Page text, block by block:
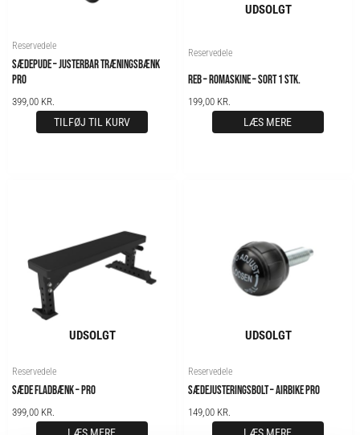
Reservedele
SÆDEPUDE – JUSTERBAR TRÆNINGSBÆNK
PRO
399,00 KR.
TILFØJ TIL KURV
UDSOLGT
Reservedele
REB – ROMASKINE – SORT 1 STK.
199,00 KR.
LÆS MERE
UDSOLGT
Reservedele
SÆDE FLADBÆNK – PRO
399,00 KR.
UDSOLGT
Reservedele
SÆDEJUSTERINGSBOLT – AIRBIKE PRO
149,00 KR.